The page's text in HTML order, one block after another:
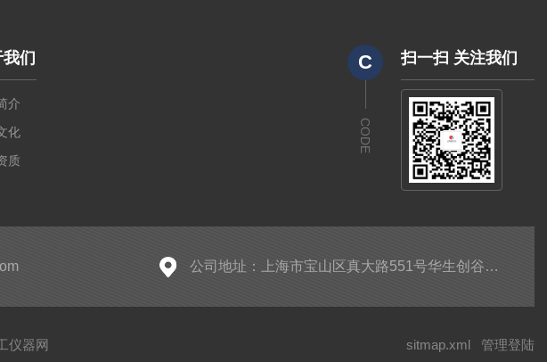
们
介
化
质
C
CODE
扫一扫 关注我们
公司地址：上海市宝山区真大路551号华生创谷产业园5205
仪器网 sitmap.xml 管理登陆